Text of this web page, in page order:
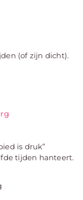
(of zijn dicht).
is druk”
tijden hanteert.